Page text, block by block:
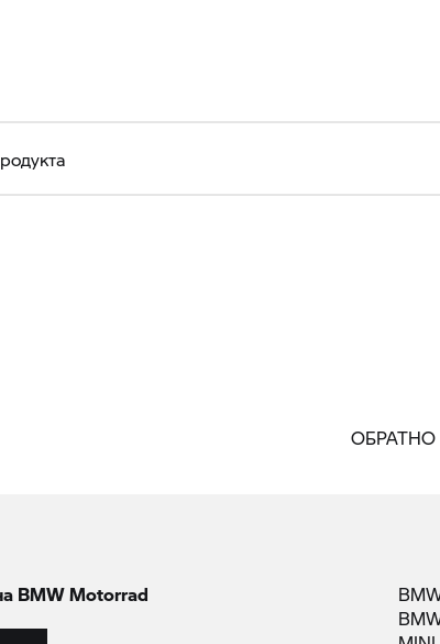
BMW Motorrad